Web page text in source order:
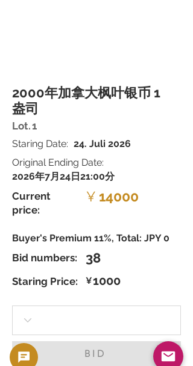
2000年加拿大枫叶银币 1
盎司
Lot.1
Staring Date: 24. Juli 2026
Original Ending Date:
2026年7月24日21:00分
Current
price:
¥ 14000
Buyer's Premium 11%, Total: JPY 0
Bid numbers: 38
Staring Price: ¥1000
BID